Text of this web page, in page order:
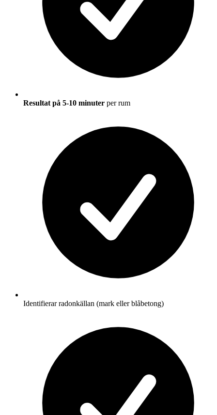
Resultat på 5-10 minuter per rum
Identifierar radonkällan (mark eller blåbetong)